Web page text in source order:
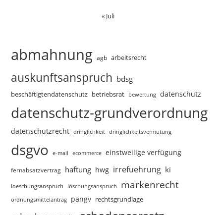
« Juli
abmahnung agb arbeitsrecht
auskunftsanspruch bdsg
beschäftigtendatenschutz betriebsrat bewertung datenschutz
datenschutz-grundverordnung
datenschutzrecht dringlichkeit dringlichkeitsvermutung
dsgvo e-mail ecommerce einstweilige verfügung
fernabsatzvertrag haftung hwg irrefuehrung ki
loeschungsanspruch löschungsanspruch markenrecht
ordnungsmittelantrag pangv rechtsgrundlage